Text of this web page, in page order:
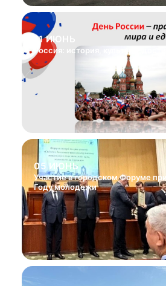
11 ИЮНЬ
Россия: история, культура,
05 ИЮНЬ
Участие в городском Форуме
Году молодежи